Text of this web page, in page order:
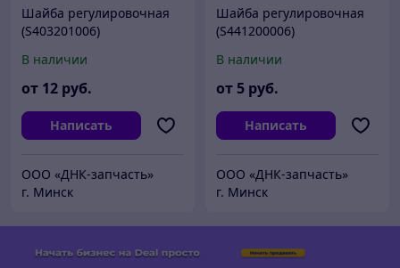
Шайба регулировочная
(S403201006)
В наличии
от 12 руб.
Написать
ООО «ДНК-запчасть»
г. Минск
Шайба регулировочная
(S441200006)
В наличии
от 5 руб.
Написать
ООО «ДНК-запчасть»
г. Минск